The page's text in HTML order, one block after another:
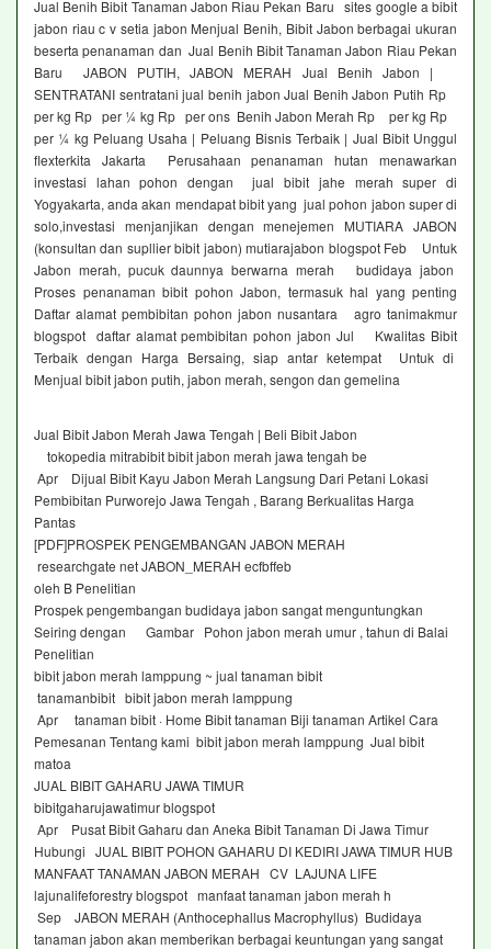
Jual Benih Bibit Tanaman Jabon Riau Pekan Baru sites google a bibit
jabon riau c v setia jabon Menjual Benih, Bibit Jabon berbagai ukuran
beserta penanaman dan Jual Benih Bibit Tanaman Jabon Riau Pekan
Baru JABON PUTIH, JABON MERAH Jual Benih Jabon |
SENTRATANI sentratani jual benih jabon Jual Benih Jabon Putih Rp
per kg Rp per ¼ kg Rp per ons Benih Jabon Merah Rp per kg Rp
per ¼ kg Peluang Usaha | Peluang Bisnis Terbaik | Jual Bibit Unggul
flexterkita Jakarta Perusahaan penanaman hutan menawarkan
investasi lahan pohon dengan jual bibit jahe merah super di
Yogyakarta, anda akan mendapat bibit yang jual pohon jabon super di
solo,investasi menjanjikan dengan menejemen MUTIARA JABON
(konsultan dan supllier bibit jabon) mutiarajabon blogspot Feb Untuk
Jabon merah, pucuk daunnya berwarna merah budidaya jabon
Proses penanaman bibit pohon Jabon, termasuk hal yang penting
Daftar alamat pembibitan pohon jabon nusantara agro tanimakmur
blogspot daftar alamat pembibitan pohon jabon Jul Kwalitas Bibit
Terbaik dengan Harga Bersaing, siap antar ketempat Untuk di
Menjual bibit jabon putih, jabon merah, sengon dan gemelina
Jual Bibit Jabon Merah Jawa Tengah | Beli Bibit Jabon
tokopedia mitrabibit bibit jabon merah jawa tengah be
Apr Dijual Bibit Kayu Jabon Merah Langsung Dari Petani Lokasi
Pembibitan Purworejo Jawa Tengah , Barang Berkualitas Harga
Pantas
[PDF]PROSPEK PENGEMBANGAN JABON MERAH
researchgate net JABON_MERAH ecfbffeb
oleh B Penelitian
Prospek pengembangan budidaya jabon sangat menguntungkan
Seiring dengan Gambar Pohon jabon merah umur , tahun di Balai
Penelitian
bibit jabon merah lamppung ~ jual tanaman bibit
tanamanbibit bibit jabon merah lamppung
Apr tanaman bibit · Home Bibit tanaman Biji tanaman Artikel Cara
Pemesanan Tentang kami bibit jabon merah lamppung Jual bibit
matoa
JUAL BIBIT GAHARU JAWA TIMUR
bibitgaharujawatimur blogspot
Apr Pusat Bibit Gaharu dan Aneka Bibit Tanaman Di Jawa Timur
Hubungi JUAL BIBIT POHON GAHARU DI KEDIRI JAWA TIMUR HUB
MANFAAT TANAMAN JABON MERAH CV LAJUNA LIFE
lajunalifeforestry blogspot manfaat tanaman jabon merah h
Sep JABON MERAH (Anthocephallus Macrophyllus) Budidaya
tanaman jabon akan memberikan berbagai keuntungan yang sangat